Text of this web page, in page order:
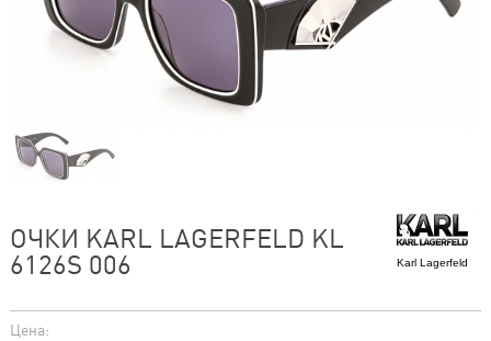
Karl Lagerfeld
ОЧКИ KARL LAGERFELD KL
6126S 006
Цена: